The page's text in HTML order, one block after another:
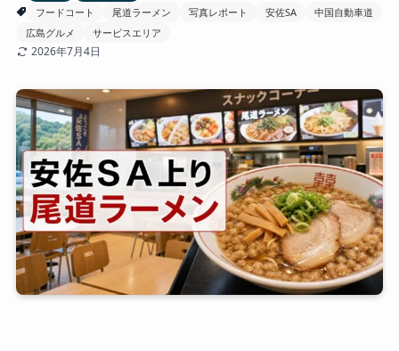
フードコート
尾道ラーメン 写真レポート 安佐SA
中国自動車道
広島グルメ
サービスエリア
2026年7月4日